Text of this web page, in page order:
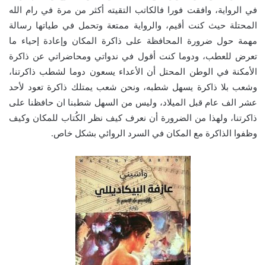
في الرواية، وافقت فورا فالكاتب التقيته أكثر من مرة في رام الله
المحتلة حيث كنت أقيم، والرواية ممتعة وتحمل في طياتها رسالة
مهمة حول ضرورة المحافظة على ذاكرة المكان وإعادة إحياء ما
تعرض للعطب، ودوما كنت أقول في ندواتي ومحاضراتي عن ذاكرة
الأمكنة في الوطن المحتل أن الأعداء يسعون دوما لشطب ذاكرتنا،
وشعب بلا ذاكرة يسهل شطبه، ونحن شعب يمتلك ذاكرة تعود لأحد
عشر الف عام قبل الميلاد، وليس من السهل شطبنا ان حافظنا على
ذاكرتنا، ولهذا من الضرورة أن نعرف كيف نظر الكُتاب للمكان وكيف
وظفوا الذاكرة مع المكان في السرد الروائي بشكل خاص.